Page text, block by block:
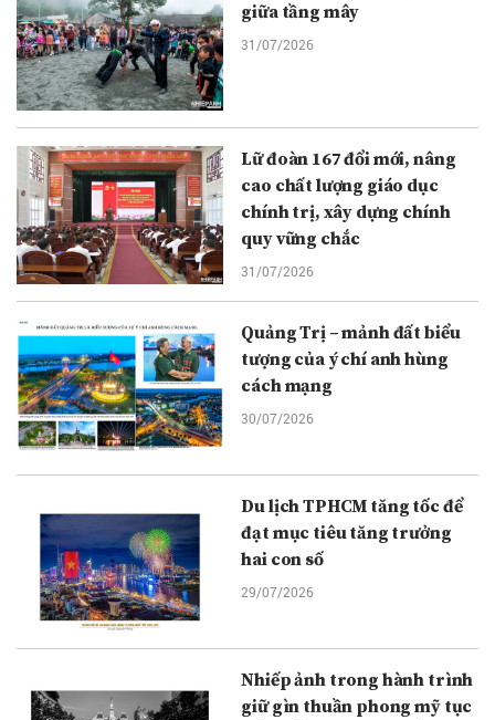
giữa tầng mây
31/07/2026
Lữ đoàn 167 đổi mới, nâng
cao chất lượng giáo dục
chính trị, xây dựng chính
quy vững chắc
31/07/2026
Quảng Trị – mảnh đất biểu
tượng của ý chí anh hùng
cách mạng
30/07/2026
Du lịch TPHCM tăng tốc để
đạt mục tiêu tăng trưởng
hai con số
29/07/2026
Nhiếp ảnh trong hành trình
giữ gìn thuần phong mỹ tục